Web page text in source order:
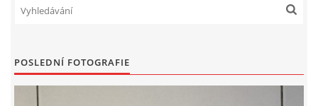
POHYBOVÉ AKTIVITY NA TÉMA LÉTO
POSLEDNÍ FOTOGRAFIE